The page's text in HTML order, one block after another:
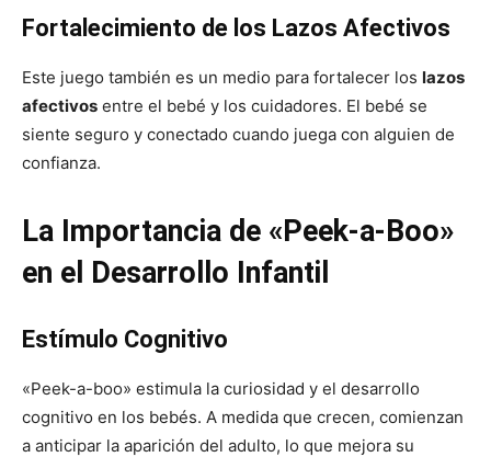
Fortalecimiento de los Lazos Afectivos
Este juego también es un medio para fortalecer los lazos
afectivos entre el bebé y los cuidadores. El bebé se
siente seguro y conectado cuando juega con alguien de
confianza.
La Importancia de «Peek-a-Boo»
en el Desarrollo Infantil
Estímulo Cognitivo
«Peek-a-boo» estimula la curiosidad y el desarrollo
cognitivo en los bebés. A medida que crecen, comienzan
a anticipar la aparición del adulto, lo que mejora su